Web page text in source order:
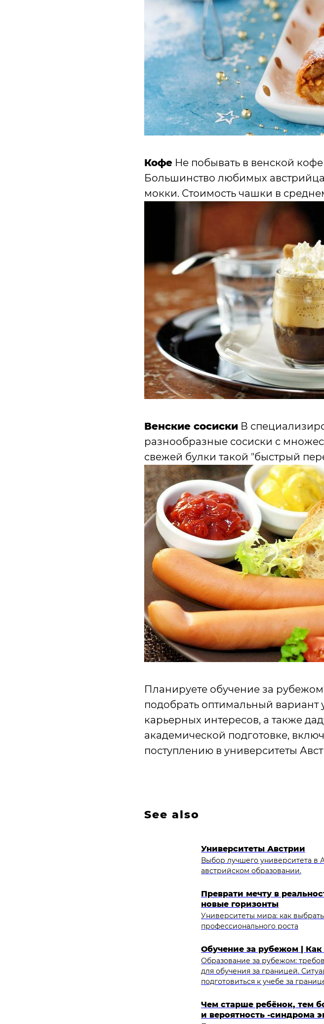
Кофе Не побывать в венской
Большинство любимых
мокки. Стоимость чашки в
Венские сосиски В
разнообразные сосиски с
свежей булки такой "быстрый
Планируете обучение за
подобрать оптимальный вариант
карьерных интересов, а также
академической подготовке,
поступлению в университеты
See also
Университеты Австрии
Выбор лучшего университета в
австрийском образовании.
Преврати мечту в
новые горизонты
Университеты мира: как
профессионального роста
Обучение за рубежом | Как
Образование за рубежом:
для обучения за границей.
подготовиться к учебе за
Чем старше ребёнок, тем
и вероятность -синдрома